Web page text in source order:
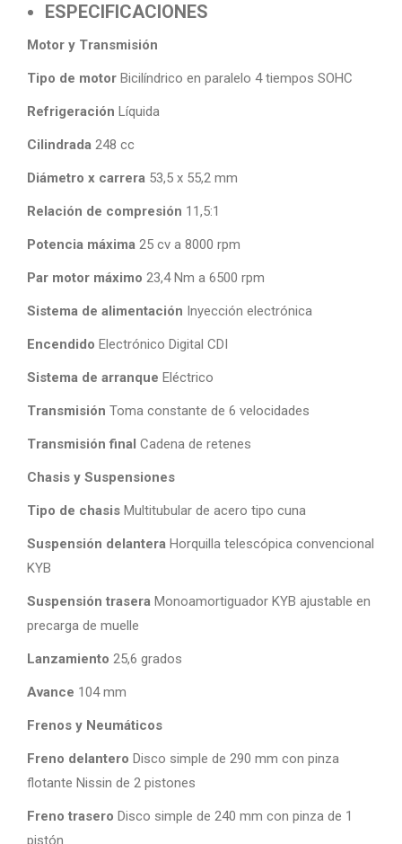
ESPECIFICACIONES
Motor y Transmisión
Tipo de motor Bicilíndrico en paralelo 4 tiempos SOHC
Refrigeración Líquida
Cilindrada 248 cc
Diámetro x carrera 53,5 x 55,2 mm
Relación de compresión 11,5:1
Potencia máxima 25 cv a 8000 rpm
Par motor máximo 23,4 Nm a 6500 rpm
Sistema de alimentación Inyección electrónica
Encendido Electrónico Digital CDI
Sistema de arranque Eléctrico
Transmisión Toma constante de 6 velocidades
Transmisión final Cadena de retenes
Chasis y Suspensiones
Tipo de chasis Multitubular de acero tipo cuna
Suspensión delantera Horquilla telescópica convencional
KYB
Suspensión trasera Monoamortiguador KYB ajustable en
precarga de muelle
Lanzamiento 25,6 grados
Avance 104 mm
Frenos y Neumáticos
Freno delantero Disco simple de 290 mm con pinza
flotante Nissin de 2 pistones
Freno trasero Disco simple de 240 mm con pinza de 1
pistón